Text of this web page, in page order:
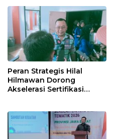
Pekanbaru!
Peran Strategis Hilal
Hilmawan Dorong
Akselerasi Sertifikasi
Indramayu